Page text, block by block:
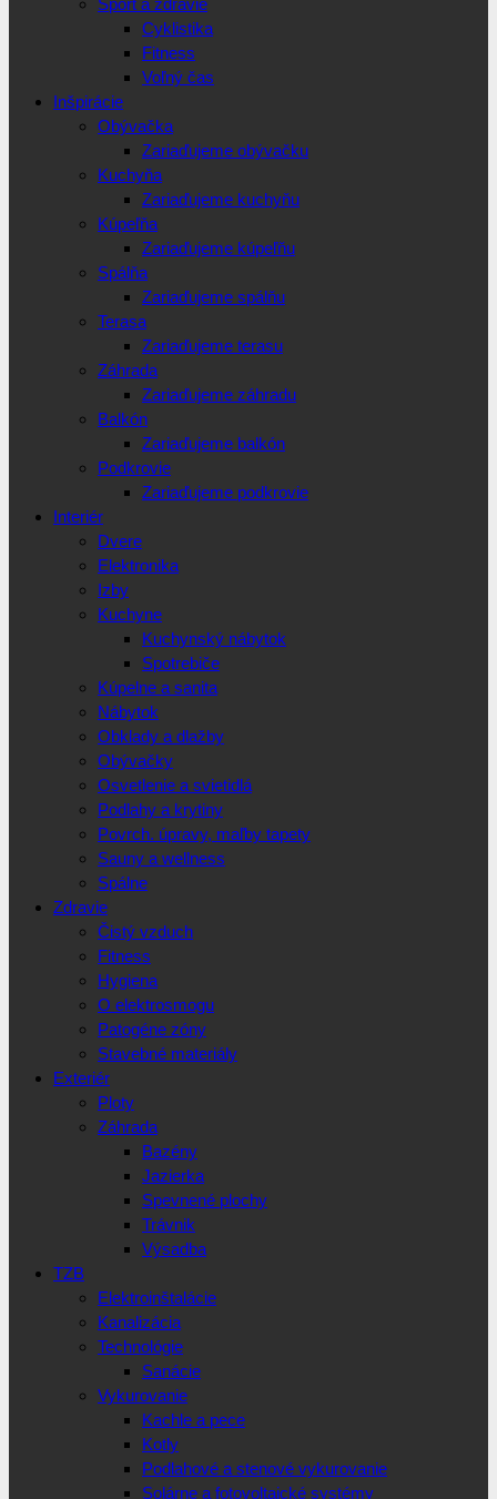
Šport a zdravie
Cyklistika
Fitness
Voľný čas
Inšpirácie
Obývačka
Zariaďujeme obývačku
Kuchyňa
Zariaďujeme kuchyňu
Kúpeľňa
Zariaďujeme kúpeľňu
Spálňa
Zariaďujeme spálňu
Terasa
Zariaďujeme terasu
Záhrada
Zariaďujeme záhradu
Balkón
Zariaďujeme balkón
Podkrovie
Zariaďujeme podkrovie
Interiér
Dvere
Elektronika
Izby
Kuchyne
Kuchynský nábytok
Spotrebiče
Kúpelne a sanita
Nábytok
Obklady a dlažby
Obývačky
Osvetlenie a svietidlá
Podlahy a krytiny
Povrch. úpravy, maľby tapety
Sauny a wellness
Spálne
Zdravie
Čistý vzduch
Fitness
Hygiena
O elektrosmogu
Patogéne zóny
Stavebné materiály
Exteriér
Ploty
Záhrada
Bazény
Jazierka
Spevnené plochy
Trávnik
Výsadba
TZB
Elektroinštalácie
Kanalizácia
Technológie
Sanácie
Vykurovanie
Kachle a pece
Kotly
Podlahové a stenové vykurovanie
Solárne a fotovoltaické systémy